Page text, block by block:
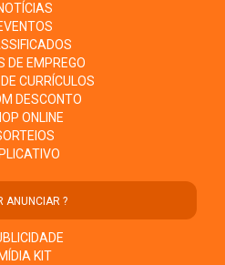
DE EMPREGO
CURRÍCULOS
DESCONTO
ONLINE
ANUNCIAR ?
KIT